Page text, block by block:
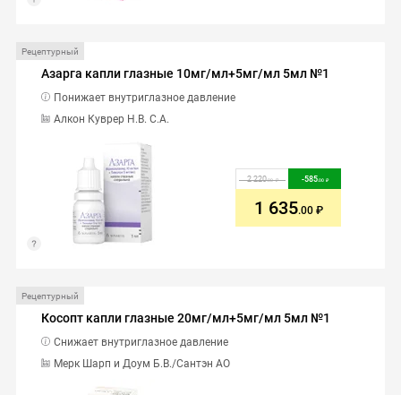
Рецептурный
Азарга капли глазные 10мг/мл+5мг/мл 5мл №1
Алкон Куврер Н.В. С.А.
Понижает внутриглазное давление
2 220.00 -585.00
1 635.00
Рецептурный
Косопт капли глазные 20мг/мл+5мг/мл 5мл №1
Мерк Шарп и Доум Б.В./Сантэн АО
Снижает внутриглазное давление